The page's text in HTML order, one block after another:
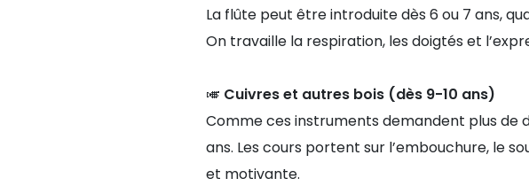
La flûte peut être introduite dès 6 ou 7 ans,
On travaille la respiration, les doigtés et
🎺 Cuivres et autres bois (dès 9-10 ans)
Comme ces instruments demandent plus de
ans. Les cours portent sur l’embouchure, le
et motivante.